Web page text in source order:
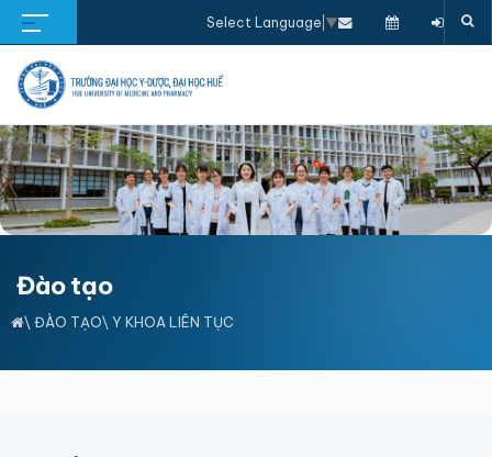
Select Language ▼
Đào tạo
\ ĐÀO TẠO\ Y KHOA LIÊN TỤC